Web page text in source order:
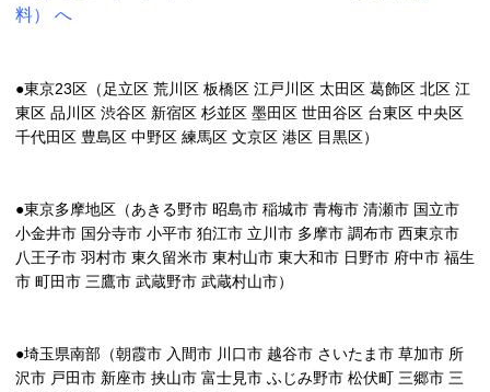
料）
へ
●東京23区（足立区 荒川区 板橋区 江戸川区 太田区 葛飾区 北区 江
東区 品川区 渋谷区 新宿区 杉並区 墨田区 世田谷区 台東区 中央区
千代田区 豊島区 中野区 練馬区 文京区 港区 目黒区）
●東京多摩地区（あきる野市 昭島市 稲城市 青梅市 清瀬市 国立市
小金井市 国分寺市 小平市 狛江市 立川市 多摩市 調布市 西東京市
八王子市 羽村市 東久留米市 東村山市 東大和市 日野市 府中市 福生
市 町田市 三鷹市 武蔵野市 武蔵村山市）
●埼玉県南部（朝霞市 入間市 川口市 越谷市 さいたま市 草加市 所
沢市 戸田市 新座市 挟山市 富士見市 ふじみ野市 松伏町 三郷市 三